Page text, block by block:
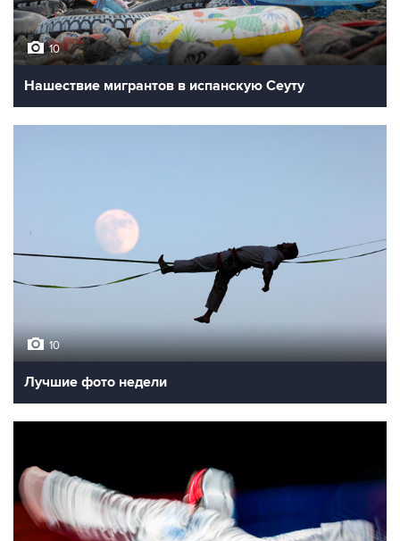
10
Нашествие мигрантов в испанскую Сеуту
10
Лучшие фото недели